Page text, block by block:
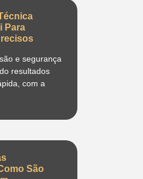
Para
e segurança
resultados
com a
São